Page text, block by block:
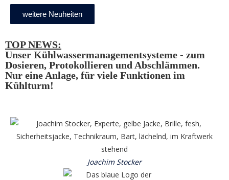
weitere Neuheiten
TOP NEWS:
Unser Kühlwassermanagementsysteme - zum
Dosieren, Protokollieren und Abschlämmen.
Nur eine Anlage, für viele Funktionen im
Kühlturm!
Joachim Stocker